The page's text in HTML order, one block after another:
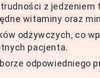
z jedzeniem
witaminy oraz
odżywczych, co
pacjenta.
odpowiedniego